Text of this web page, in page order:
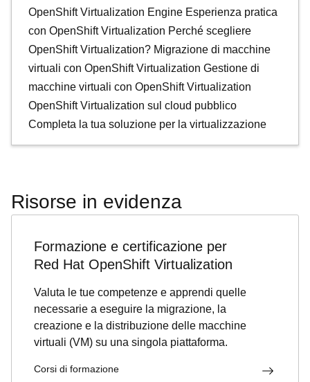
OpenShift Virtualization Engine Esperienza pratica
con OpenShift Virtualization Perché scegliere
OpenShift Virtualization? Migrazione di macchine
virtuali con OpenShift Virtualization Gestione di
macchine virtuali con OpenShift Virtualization
OpenShift Virtualization sul cloud pubblico
Completa la tua soluzione per la virtualizzazione
Risorse in evidenza
Formazione e certificazione per
Red Hat OpenShift Virtualization
Valuta le tue competenze e apprendi quelle
necessarie a eseguire la migrazione, la
creazione e la distribuzione delle macchine
virtuali (VM) su una singola piattaforma.
Corsi di formazione